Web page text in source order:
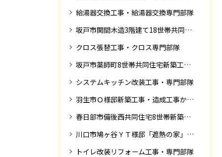
給湯器交換工事・給湯器交換専門部隊
坂戸市関間木造3階建て18世帯共同住宅の完成迄紹介
クロス張替工事・クロス専門部隊
坂戸市薬師町8世帯共同住宅新築工事完成迄の紹介です
システムキッチン改装工事・専門部隊
羽生市Ｏ様邸新築工事・造成工事から住宅完成までの紹介
春日部市備後西共同住宅8世帯新築工事完成迄の紹介です。
川口市鳩ヶ谷ＹＴ様邸「遮熱の家」工事状況
トイレ改装リフォーム工事・専門部隊